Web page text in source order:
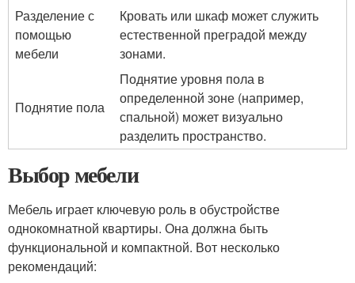
Разделение с
помощью
мебели
Кровать или шкаф может служить
естественной преградой между
зонами.
Поднятие пола
Поднятие уровня пола в
определенной зоне (например,
спальной) может визуально
разделить пространство.
Выбор мебели
Мебель играет ключевую роль в обустройстве
однокомнатной квартиры. Она должна быть
функциональной и компактной. Вот несколько
рекомендаций: